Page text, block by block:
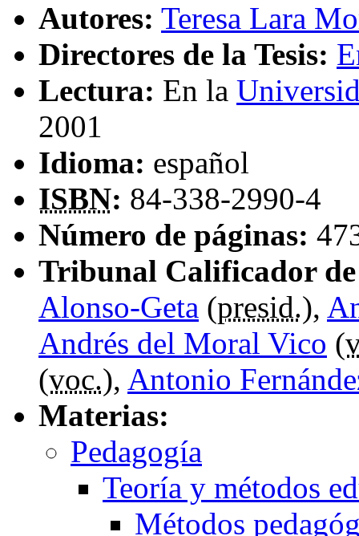
Autores: Teresa Lara
Directores de la Tesis:
Lectura: En la
2001
Idioma: español
ISBN: 84-338-2990-4
Número de páginas:
Tribunal Calificador de
Alonso-Geta (presid.),
Andrés del Moral Vico (
(voc.), Antonio
Materias:
Pedagogía
Teoría y métodos
Métodos